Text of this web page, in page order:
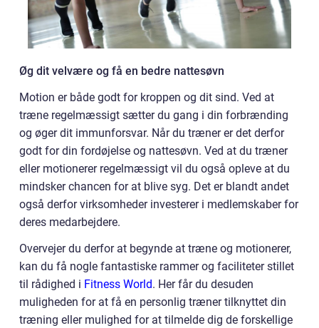
Øg dit velvære og få en bedre nattesøvn
Motion er både godt for kroppen og dit sind. Ved at
træne regelmæssigt sætter du gang i din forbrænding
og øger dit immunforsvar. Når du træner er det derfor
godt for din fordøjelse og nattesøvn. Ved at du træner
eller motionerer regelmæssigt vil du også opleve at du
mindsker chancen for at blive syg. Det er blandt andet
også derfor virksomheder investerer i medlemskaber for
deres medarbejdere.
Overvejer du derfor at begynde at træne og motionerer,
kan du få nogle fantastiske rammer og faciliteter stillet
til rådighed i Fitness World. Her får du desuden
muligheden for at få en personlig træner tilknyttet din
træning eller mulighed for at tilmelde dig de forskellige